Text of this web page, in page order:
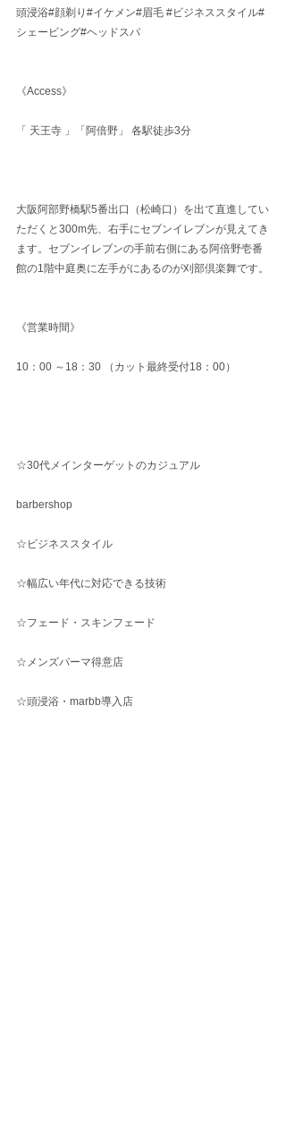
頭浸浴#顔剃り#イケメン#眉毛 #ビジネススタイル#
シェービング#ヘッドスパ
《Access》
「 天王寺 」「阿倍野」 各駅徒歩3分
大阪阿部野橋駅5番出口（松崎口）を出て直進してい
ただくと300m先、右手にセブンイレブンが見えてき
ます。セブンイレブンの手前右側にある阿倍野壱番
館の1階中庭奥に左手がにあるのが刈部倶楽舞です。
《営業時間》
10：00 ～18：30 （カット最終受付18：00）
☆30代メインターゲットのカジュアル
barbershop
☆ビジネススタイル
☆幅広い年代に対応できる技術
☆フェード・スキンフェード
☆メンズパーマ得意店
☆頭浸浴・marbb導入店